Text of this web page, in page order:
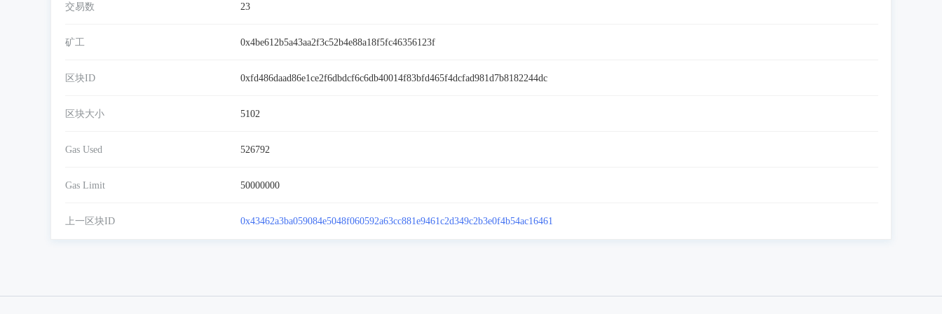
交易数 23
矿工 0x4be612b5a43aa2f3c52b4e88a18f5fc46356123f
区块ID 0xfd486daad86e1ce2f6dbdcf6c6db40014f83bfd465f4dcfad981d7b8182244dc
区块大小 5102
Gas Used 526792
Gas Limit 50000000
上一区块ID 0x43462a3ba059084e5048f060592a63cc881e9461c2d349c2b3e0f4b54ac16461